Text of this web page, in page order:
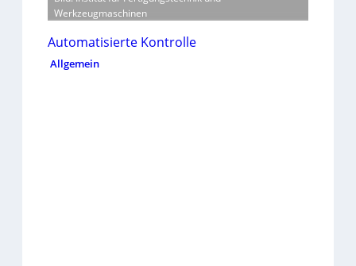
Werkzeugmaschinen
Automatisierte Kontrolle
Allgemein